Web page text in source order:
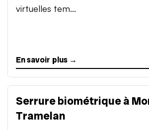
virtuelles tem...
En savoir plus →
Serrure biométrique à
Tramelan